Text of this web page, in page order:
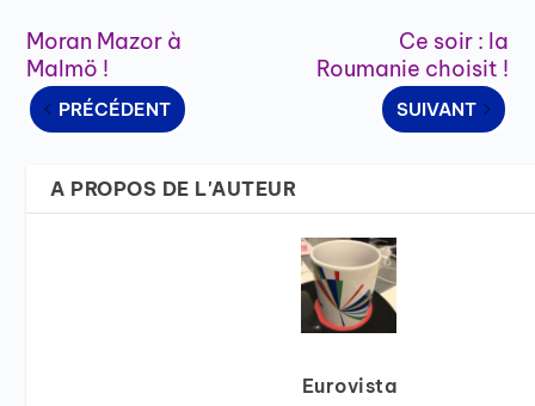
Moran Mazor à
Malmö !
PRÉCÉDENT
Ce soir : la
Roumanie choisit !
SUIVANT
A PROPOS DE L'AUTEUR
Eurovista